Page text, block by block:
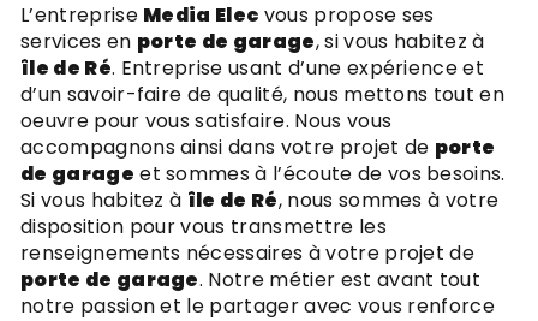
L’entreprise Media Elec vous propose ses
services en porte de garage, si vous habitez à
île de Ré. Entreprise usant d’une expérience et
d’un savoir-faire de qualité, nous mettons tout en
oeuvre pour vous satisfaire. Nous vous
accompagnons ainsi dans votre projet de porte
de garage et sommes à l’écoute de vos besoins.
Si vous habitez à île de Ré, nous sommes à votre
disposition pour vous transmettre les
renseignements nécessaires à votre projet de
porte de garage. Notre métier est avant tout
notre passion et le partager avec vous renforce